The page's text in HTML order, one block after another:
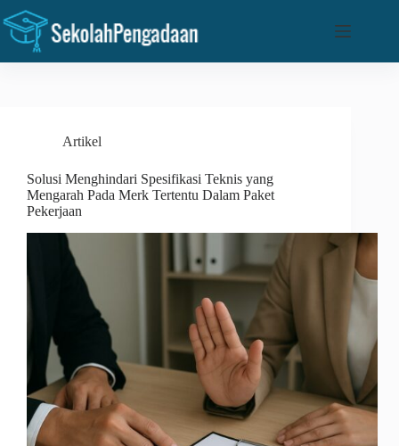
Skip
to
content
Artikel
Solusi Menghindari Spesifikasi Teknis yang
Mengarah Pada Merk Tertentu Dalam Paket
Pekerjaan